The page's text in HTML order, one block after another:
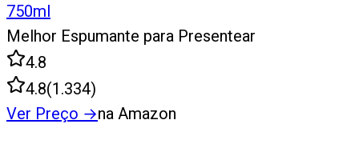
750ml
Melhor Espumante para Presentear
4.8
4.8(1.334)
Ver Preço →na Amazon